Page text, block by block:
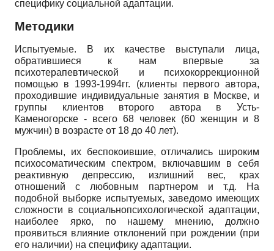
специфику социальной адаптации.
Методики
Испытуемые. В их качестве выступали лица,
обратившиеся к нам впервые за
психотерапевтической и психокоррекционной
помощью в 1993-1994гг. (клиенты первого автора,
проходившие индивидуальные занятия в Москве, и
группы клиентов второго автора в Усть-
Каменогорске - всего 68 человек (60 женщин и 8
мужчин) в возрасте от 18 до 40 лет).
Проблемы, их беспокоившие, отличались широким
психосоматическим спектром, включавшим в себя
реактивную депрессию, излишний вес, крах
отношений с любовным партнером и т.д. На
подобной выборке испытуемых, заведомо имеющих
сложности в социально­психологической адаптации,
наиболее ярко, по нашему мнению, должно
проявиться влияние отклонений при рождении (при
его наличии) на специфику адаптации.